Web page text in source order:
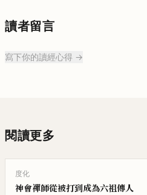
讀者留言
寫下你的讀經心得 →
閱讀更多
度化
神會禪師從被打到成為六祖傳人